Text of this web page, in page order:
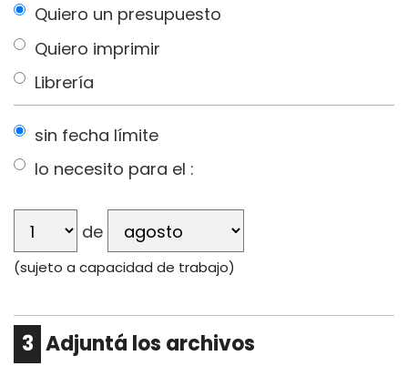
Quiero un presupuesto
Quiero imprimir
Librería
sin fecha límite
lo necesito para el :
de
(sujeto a capacidad de trabajo)
3 Adjuntá los archivos